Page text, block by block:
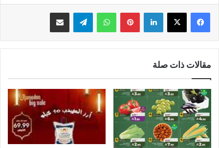
لينكدإن بينتيريستواتساب تيلقرام مشاركة عبر البريد
مقالات ذات صلة